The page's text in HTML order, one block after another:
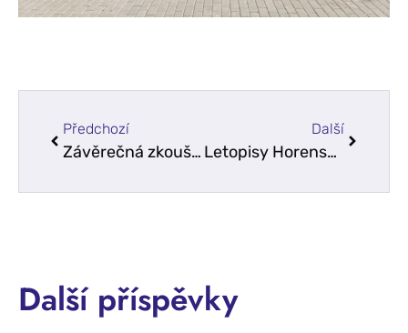
Předchozí
Závěrečná zkouška z AJ a závěrečné prezentace v cizím jazyce
Další
Letopisy Horenského 2025
Další příspěvky